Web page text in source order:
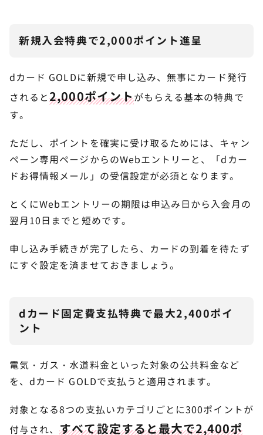
新規入会特典で2,000ポイント進呈
dカード GOLDに新規で申し込み、無事にカード発行
されると2,000ポイントがもらえる基本の特典で
す。
ただし、ポイントを確実に受け取るためには、キャン
ペーン専用ページからのWebエントリーと、「dカー
ドお得情報メール」の受信設定が必須となります。
とくにWebエントリーの期限は申込み日から入会月の
翌月10日までと短めです。
申し込み手続きが完了したら、カードの到着を待たず
にすぐ設定を済ませておきましょう。
dカード固定費支払特典で最大2,400ポイ
ント
電気・ガス・水道料金といった対象の公共料金など
を、dカード GOLDで支払うと適用されます。
対象となる8つの支払いカテゴリごとに300ポイントが
付与され、すべて設定すると最大で2,400ポ